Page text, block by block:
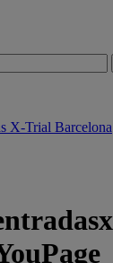
X-Trial Barcelona